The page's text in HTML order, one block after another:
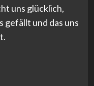
uns glücklich,
gefällt und das uns